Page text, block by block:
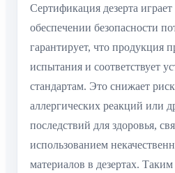
Сертификация дезерта
обеспечении безопасности
гарантирует, что продукция
испытания и соответствует
стандартам. Это снижает
аллергических реакций или
последствий для здоровья,
использованием
материалов в дезертах.